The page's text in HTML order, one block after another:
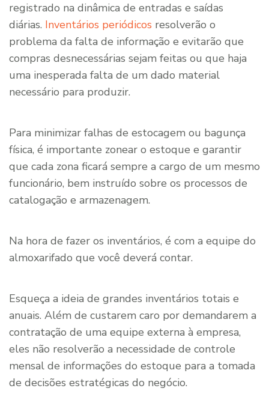
registrado na dinâmica de entradas e saídas
diárias. Inventários periódicos resolverão o
problema da falta de informação e evitarão que
compras desnecessárias sejam feitas ou que haja
uma inesperada falta de um dado material
necessário para produzir.
Para minimizar falhas de estocagem ou bagunça
física, é importante zonear o estoque e garantir
que cada zona ficará sempre a cargo de um mesmo
funcionário, bem instruído sobre os processos de
catalogação e armazenagem.
Na hora de fazer os inventários, é com a equipe do
almoxarifado que você deverá contar.
Esqueça a ideia de grandes inventários totais e
anuais. Além de custarem caro por demandarem a
contratação de uma equipe externa à empresa,
eles não resolverão a necessidade de controle
mensal de informações do estoque para a tomada
de decisões estratégicas do negócio.